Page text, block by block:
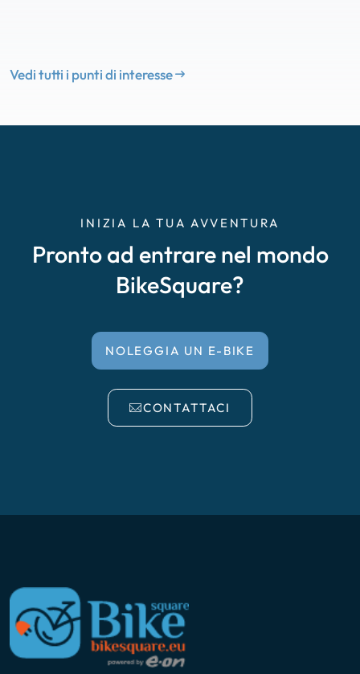
Vedi tutti i punti di interesse
INIZIA LA TUA AVVENTURA
Pronto ad entrare nel mondo
BikeSquare?
NOLEGGIA UN E-BIKE
CONTATTACI